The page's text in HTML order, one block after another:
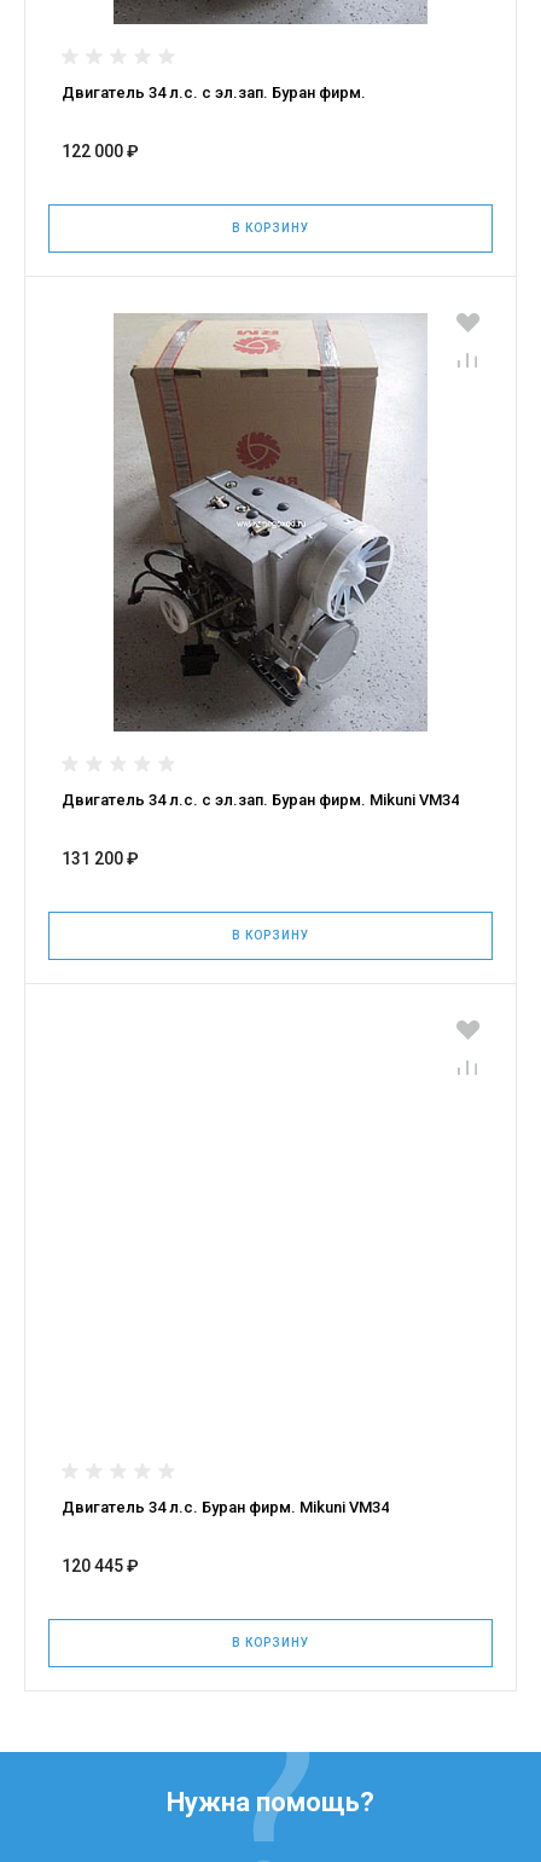
Двигатель 34 л.с. с эл.зап. Буран фирм.
122 000 ₽
В КОРЗИНУ
Двигатель 34 л.с. с эл.зап. Буран фирм. Mikuni VM34
131 200 ₽
В КОРЗИНУ
Двигатель 34 л.с. Буран фирм. Mikuni VM34
120 445 ₽
В КОРЗИНУ
Нужна помощь?